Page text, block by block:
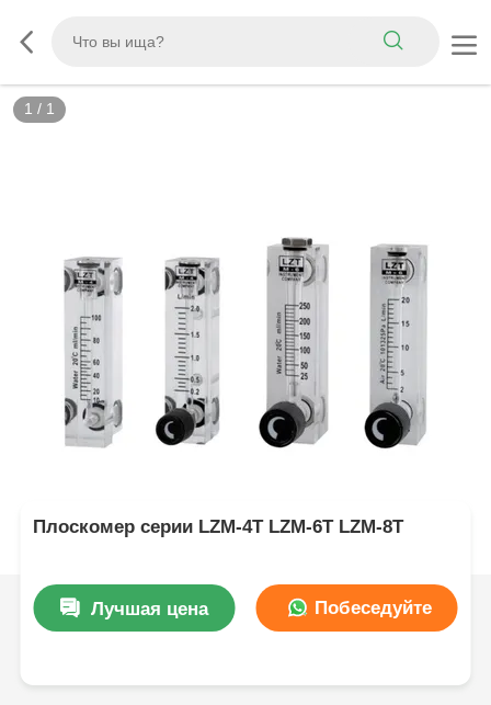
1 / 1
Плоскомер серии LZM-4T LZM-6T LZM-8T
Лучшая цена Побеседуйте